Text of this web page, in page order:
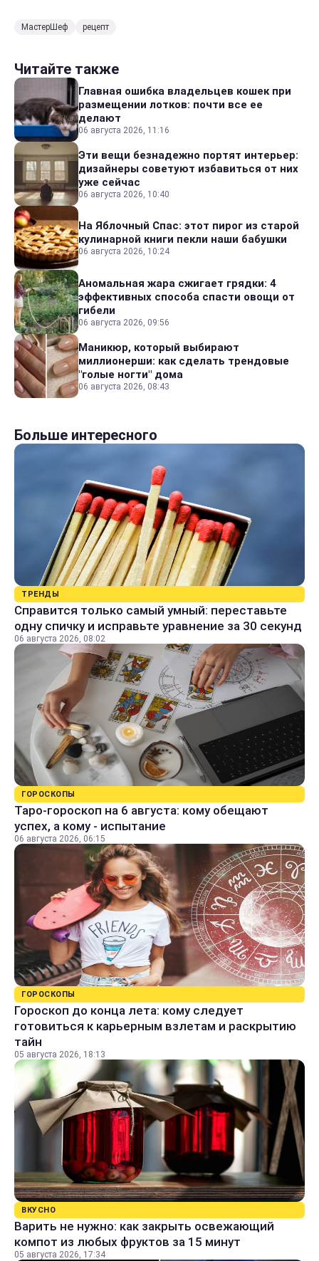
МастерШеф рецепт
Читайте также
Главная ошибка владельцев кошек при
размещении лотков: почти все ее
делают
06 августа 2026, 11:16
Эти вещи безнадежно портят интерьер:
дизайнеры советуют избавиться от них
уже сейчас
06 августа 2026, 10:40
На Яблочный Спас: этот пирог из старой
кулинарной книги пекли наши бабушки
06 августа 2026, 10:24
Аномальная жара сжигает грядки: 4
эффективных способа спасти овощи от
гибели
06 августа 2026, 09:56
Маникюр, который выбирают
миллионерши: как сделать трендовые
"голые ногти" дома
06 августа 2026, 08:43
Больше интересного
ТРЕНДЫ
Справится только самый умный: переставьте
одну спичку и исправьте уравнение за 30 секунд
06 августа 2026, 08:02
ГОРОСКОПЫ
Таро-гороскоп на 6 августа: кому обещают
успех, а кому - испытание
06 августа 2026, 06:15
ГОРОСКОПЫ
Гороскоп до конца лета: кому следует
готовиться к карьерным взлетам и раскрытию
тайн
05 августа 2026, 18:13
ВКУСНО
Варить не нужно: как закрыть освежающий
компот из любых фруктов за 15 минут
05 августа 2026, 17:34